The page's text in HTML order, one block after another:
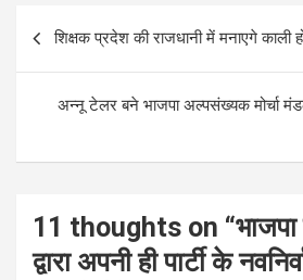
Post
navigation
शिक्षक प्रदेश की राजधानी में मनाएगे काली
अन्नू टेलर बने भाजपा अल्पसंख्यक मोर्चा
11 thoughts on “भाजपा
द्वारा अपनी ही पार्टी के